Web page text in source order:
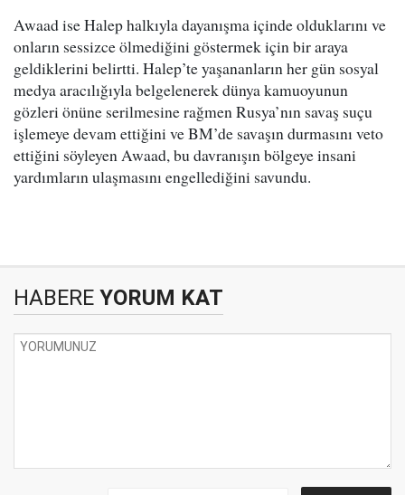
Awaad ise Halep halkıyla dayanışma içinde olduklarını ve
onların sessizce ölmediğini göstermek için bir araya
geldiklerini belirtti. Halep’te yaşananların her gün sosyal
medya aracılığıyla belgelenerek dünya kamuoyunun
gözleri önüne serilmesine rağmen Rusya’nın savaş suçu
işlemeye devam ettiğini ve BM’de savaşın durmasını veto
ettiğini söyleyen Awaad, bu davranışın bölgeye insani
yardımların ulaşmasını engellediğini savundu.
HABERE YORUM KAT